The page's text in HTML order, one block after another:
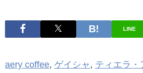
LINE
aery coffee ゲイシャ ティエラ・